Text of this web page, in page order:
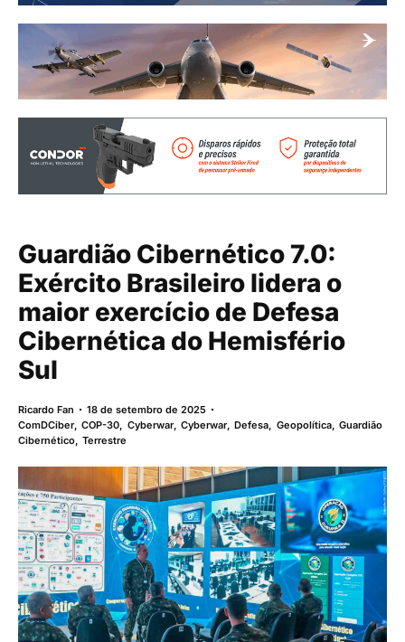
Guardião Cibernético 7.0:
Exército Brasileiro lidera o
maior exercício de Defesa
Cibernética do Hemisfério
Sul
Ricardo Fan
18 de setembro de 2025
ComDCiber,COP-30, Cyberwar, Cyberwar,Defesa, Geopolítica, Guardião
Cibernético,Terrestre